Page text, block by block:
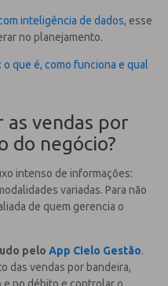
inteligência de dados, esse
no planejamento.
que é, como funciona e qual
as vendas por
do negócio?
intenso de informações:
variadas. Para não
de quem gerencia o
pelo App Cielo Gestão.
das vendas por bandeira,
e no débito e controlar o